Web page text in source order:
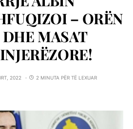
– ORËN
MASAT
2022
2 MINUTA PËR TË LEXUAR